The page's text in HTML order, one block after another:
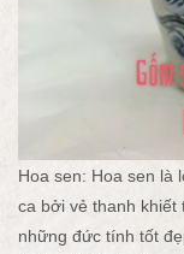
Hoa sen: Hoa sen là
ca bởi vẻ thanh khiết
những đức tính tốt